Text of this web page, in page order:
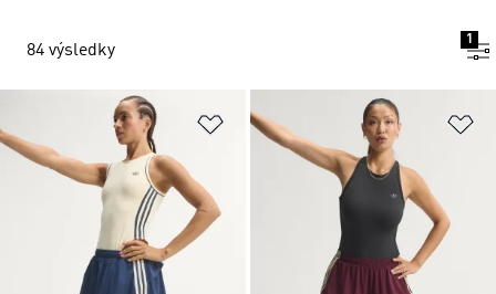
84 výsledky
1
Přidat do seznamu přání